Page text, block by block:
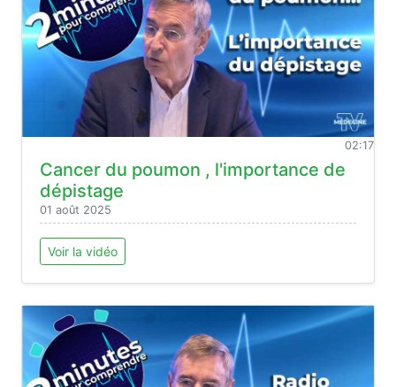
02:17
Cancer du poumon , l'importance de
dépistage
01 août 2025
Voir la vidéo